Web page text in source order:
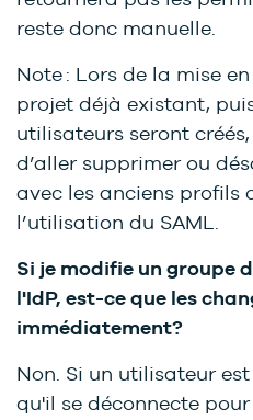
reste donc manuelle.
Note : Lors de la mise
projet déjà existant,
utilisateurs seront
d’aller supprimer ou
avec les anciens profils
l’utilisation du SAML.
Si je modifie un groupe
l'IdP, est-ce que les
immédiatement?
Non. Si un utilisateur
qu'il se déconnecte